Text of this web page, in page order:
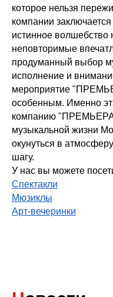
которое нельзя
компании
истинное волшебство
неповторимые
продуманный выбор
исполнение и
мероприятие
особенным. Именно
компанию
музыкальной жизни
окунуться в
шагу.
У нас вы можете
Спектакли
Мюзиклы
Арт-вечеринки